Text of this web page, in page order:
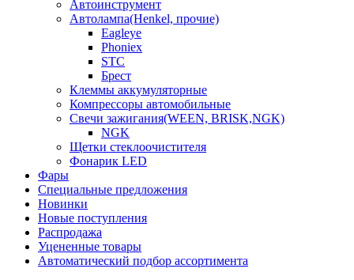
Автоинструмент
Автолампа(Henkel, прочие)
Eagleye
Phoniex
STC
Брест
Клеммы аккумуляторные
Компрессоры автомобильные
Свечи зажигания(WEEN, BRISK,NGK)
NGK
Щетки стеклоочистителя
Фонарик LED
Фары
Специальные предложения
Новинки
Новые поступления
Распродажа
Уцененные товары
Автоматический подбор ассортимента